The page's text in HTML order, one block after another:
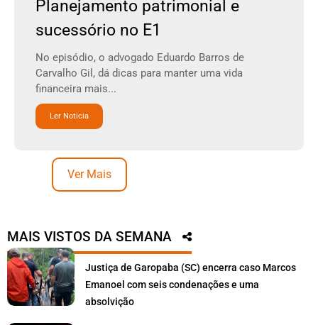
Planejamento patrimonial e
sucessório no E1
No episódio, o advogado Eduardo Barros de
Carvalho Gil, dá dicas para manter uma vida
financeira mais...
Ler Noticia
Ver Mais
MAIS VISTOS DA SEMANA
Justiça de Garopaba (SC) encerra caso Marcos
Emanoel com seis condenações e uma
absolvição